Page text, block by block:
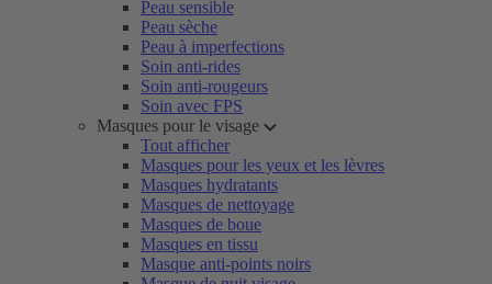
Peau sensible
Peau sèche
Peau à imperfections
Soin anti-rides
Soin anti-rougeurs
Soin avec FPS
Masques pour le visage
Tout afficher
Masques pour les yeux et les lèvres
Masques hydratants
Masques de nettoyage
Masques de boue
Masques en tissu
Masque anti-points noirs